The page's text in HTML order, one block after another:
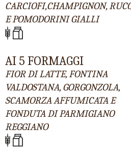
CARCIOFI,CHAMPIGNON,
E POMODORINI GIALLI
AI 5 FORMAGGI
FIOR DI LATTE, FONTINA
VALDOSTANA, GORGONZOLA,
SCAMORZA AFFUMICATA E
FONDUTA DI PARMIGIANO
REGGIANO